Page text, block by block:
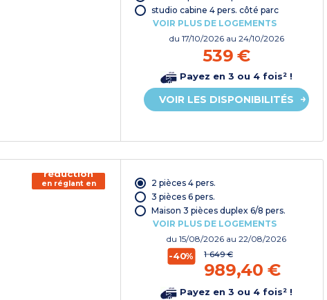
studio cabine 4 pers. côté parc
VOIR PLUS DE LOGEMENTS
du 17/10/2026 au 24/10/2026
539 €
Payez en 3 ou 4 fois² !
VOIR LES DISPONIBILITÉS
150€ de
réduction
en réglant en
chèque
2 pièces 4 pers.
3 pièces 6 pers.
Maison 3 pièces duplex 6/8 pers.
VOIR PLUS DE LOGEMENTS
du15/08/2026 au 22/08/2026
-40% 1 649 €
989,40 €
Payez en 3 ou 4 fois² !